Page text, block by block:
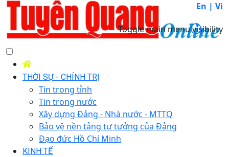
En | Vi
Toggle main menu visibility
THỜI SỰ - CHÍNH TRỊ
Tin trong tỉnh
Tin trong nước
Xây dựng Đảng - Nhà nước - MTTQ
Bảo vệ nền tảng tư tưởng của Đảng
Đạo đức Hồ Chí Minh
KINH TẾ